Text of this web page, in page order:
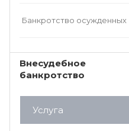
Банкротство осужденных
Внесудебное
банкротство
Услуга